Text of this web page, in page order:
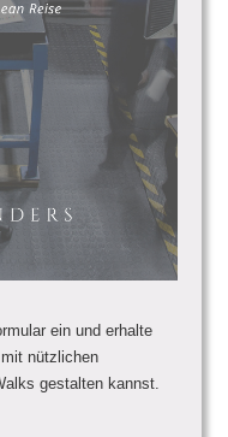
ein und erhalte
nützlichen
gestalten kannst.